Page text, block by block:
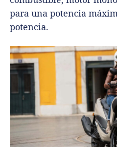
para una potencia
potencia.